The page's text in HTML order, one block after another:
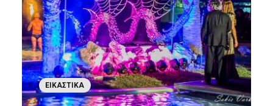
ΕΙΚΑΣΤΙΚΆ